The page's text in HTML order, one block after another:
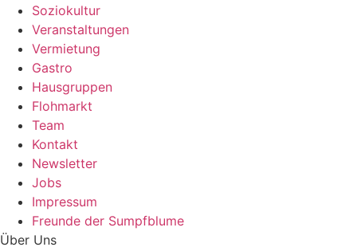
Soziokultur
Veranstaltungen
Vermietung
Gastro
Hausgruppen
Flohmarkt
Team
Kontakt
Newsletter
Jobs
Impressum
Freunde der Sumpfblume
Über Uns